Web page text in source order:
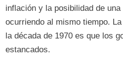
inflación y la posibilidad de
ocurriendo al mismo tiempo.
la década de 1970 es que los
estancados.